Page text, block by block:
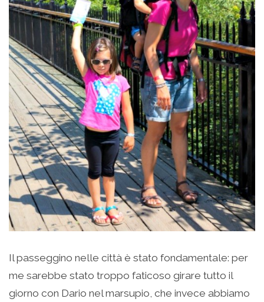
Il passeggino nelle città è stato fondamentale: per
me sarebbe stato troppo faticoso girare tutto il
giorno con Dario nel marsupio, che invece abbiamo